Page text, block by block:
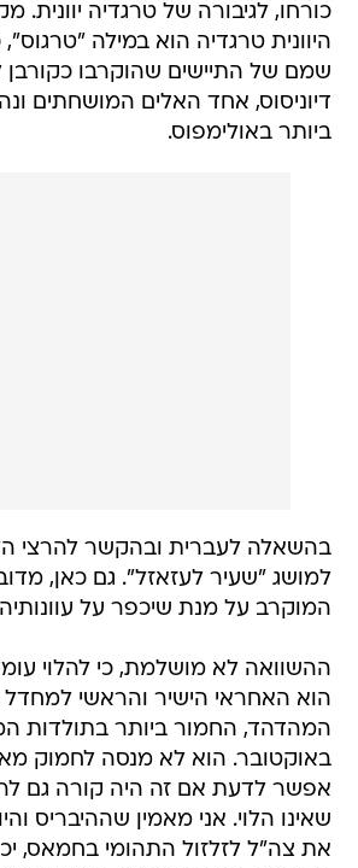
כורחו, לגיבורה של טרגדיה יוונית.
היוונית טרגדיה הוא במילה
שמם של התיישים שהוקרבו כקורבן
דיוניסוס, אחד האלים המושחתים
ביותר באולימפוס.
בהשאלה לעברית ובהקשר להרצי
למושג "שעיר לעזאזל". גם כאן,
המוקרב על מנת שיכפר על
ההשוואה לא מושלמת, כי להלוי
הוא האחראי הישיר והראשי
באוקטובר. הוא לא מנסה לחמוק
אפשר לדעת אם זה היה קורה גם
שאינו הלוי. אני מאמין שההיבריס
את צה"ל לזלזול התהומי בחמאס,